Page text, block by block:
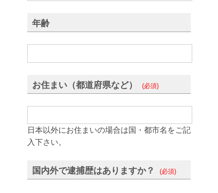
年齢
お住まい（都道府県など） (必須)
日本以外にお住まいの場合は国・都市名をご記
入下さい。
国内外で逮捕歴はありますか？ (必須)